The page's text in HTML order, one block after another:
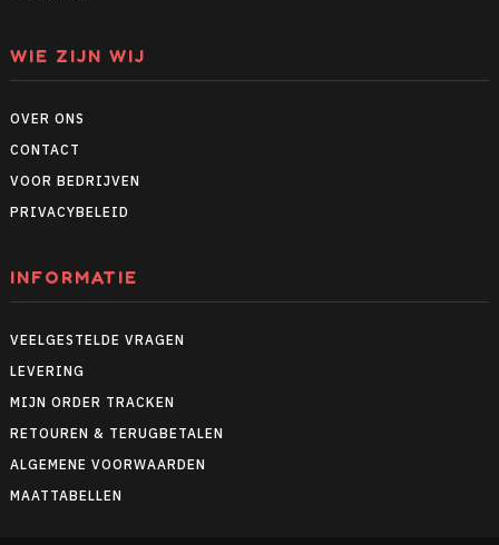
WIE ZIJN WIJ
OVER ONS
CONTACT
VOOR BEDRIJVEN
PRIVACYBELEID
INFORMATIE
VEELGESTELDE VRAGEN
LEVERING
MIJN ORDER TRACKEN
RETOUREN & TERUGBETALEN
ALGEMENE VOORWAARDEN
MAATTABELLEN